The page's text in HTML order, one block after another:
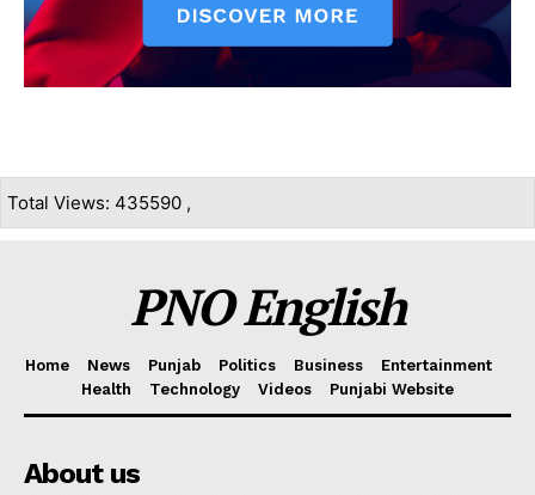
Total Views: 435590 ,
PNO English
Home News Punjab Politics Business
Entertainment
Health
Technology Videos Punjabi Website
About us